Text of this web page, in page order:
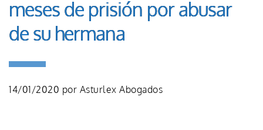
meses de prisión por abusar
de su hermana
14/01/2020 por Asturlex Abogados